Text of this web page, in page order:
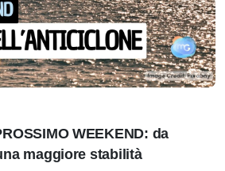
WEEKEND: da
maggiore stabilità